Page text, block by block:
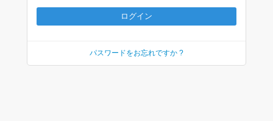
パスワードをお忘れですか ?